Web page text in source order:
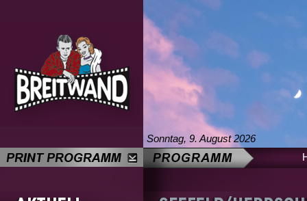
Sonntag, 9. August 2026